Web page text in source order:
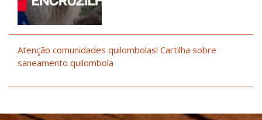
Atenção comunidades quilombolas! Cartilha sobre
saneamento quilombola